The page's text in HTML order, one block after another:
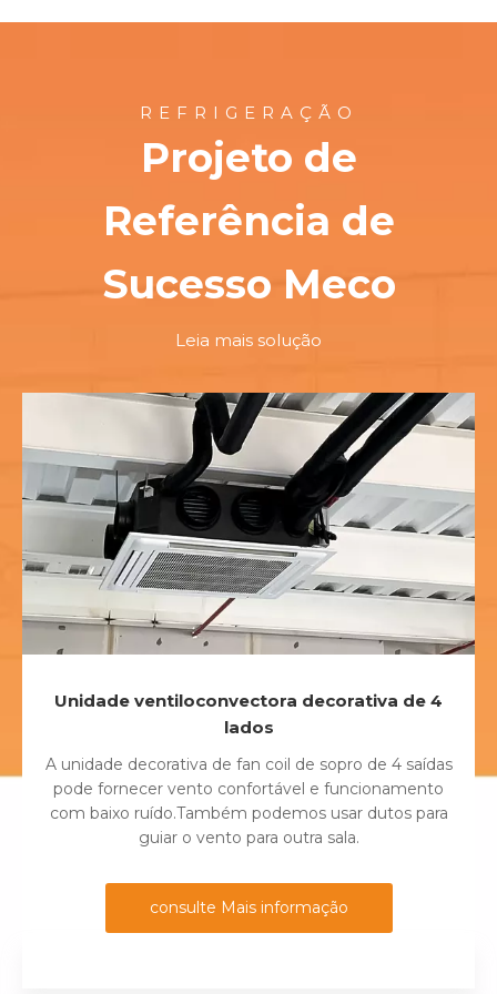
REFRIGERAÇÃO
Projeto de
Referência de
Sucesso Meco
Leia mais solução
Unidade ventiloconvectora decorativa de 4
lados
A unidade decorativa de fan coil de sopro de 4 saídas
pode fornecer vento confortável e funcionamento
com baixo ruído.Também podemos usar dutos para
guiar o vento para outra sala.
consulte Mais informação